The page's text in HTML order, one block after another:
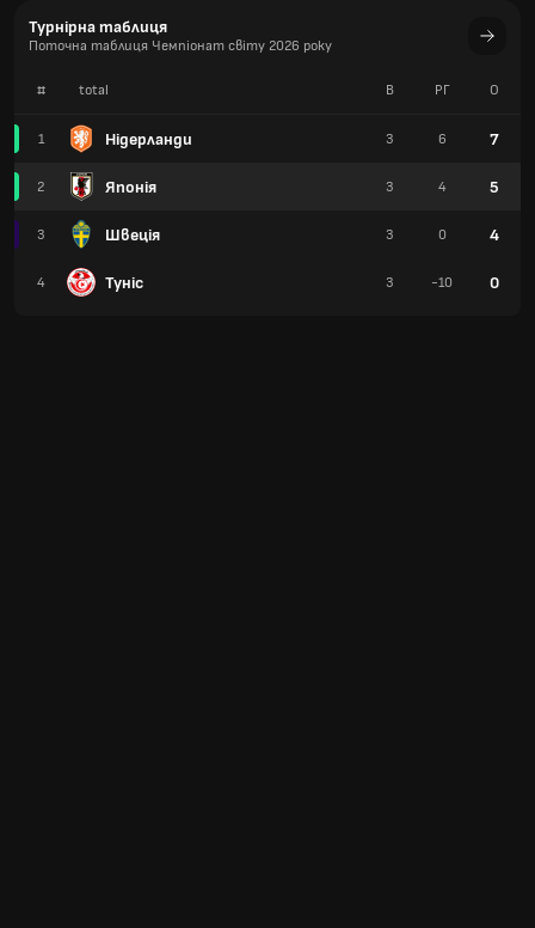
Турнірна таблиця
Поточна таблиця Чемпіонат світу 2026 року
# total
1 Нідерланди
2 Японія
3 Швеція
4 Туніс
В РГ О
3 6 7
3 4 5
3 0 4
3 -10 0